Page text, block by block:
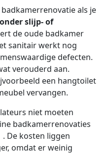
als je
slijp- of
de oude badkamer
sanitair werkt nog
defecten.
verouderd aan.
een hangtoilet
vervangen.
niet moeten
badkamerrenovaties
. De kosten liggen
omdat er weinig